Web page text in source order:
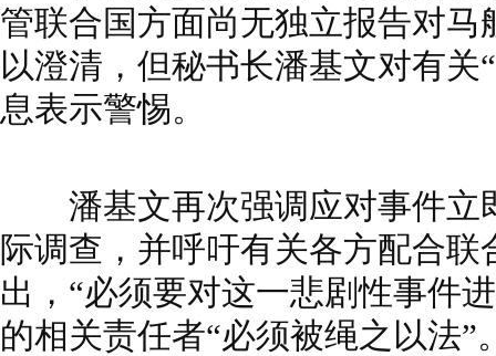
管联合国方面尚无独立报告对
以澄清，但秘书长潘基文对有关
息表示警惕。
潘基文再次强调应对事件立
际调查，并呼吁有关各方配合
出，“必须要对这一悲剧性事件
的相关责任者“必须被绳之以法”